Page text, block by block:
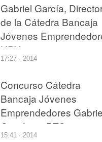
Gabriel García,
de la Cátedra Bancaja
Jóvenes
UPV
17:27 · 2014
Concurso Cátedra
Bancaja Jóvenes
Emprendedores
García en PTC
15:41 · 2014